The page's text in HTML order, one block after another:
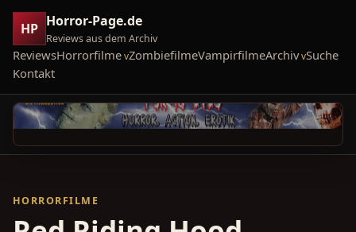
HP Horror-Page.de
Reviews aus dem Archiv
ReviewsHorrorfilme ZombiefilmeVampirfilmeArchiv Suche
Kontakt
HORRORFILME